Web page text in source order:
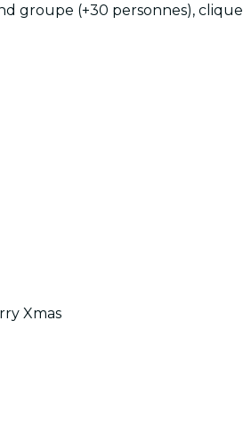
groupe (+30 personnes), clique
Xmas